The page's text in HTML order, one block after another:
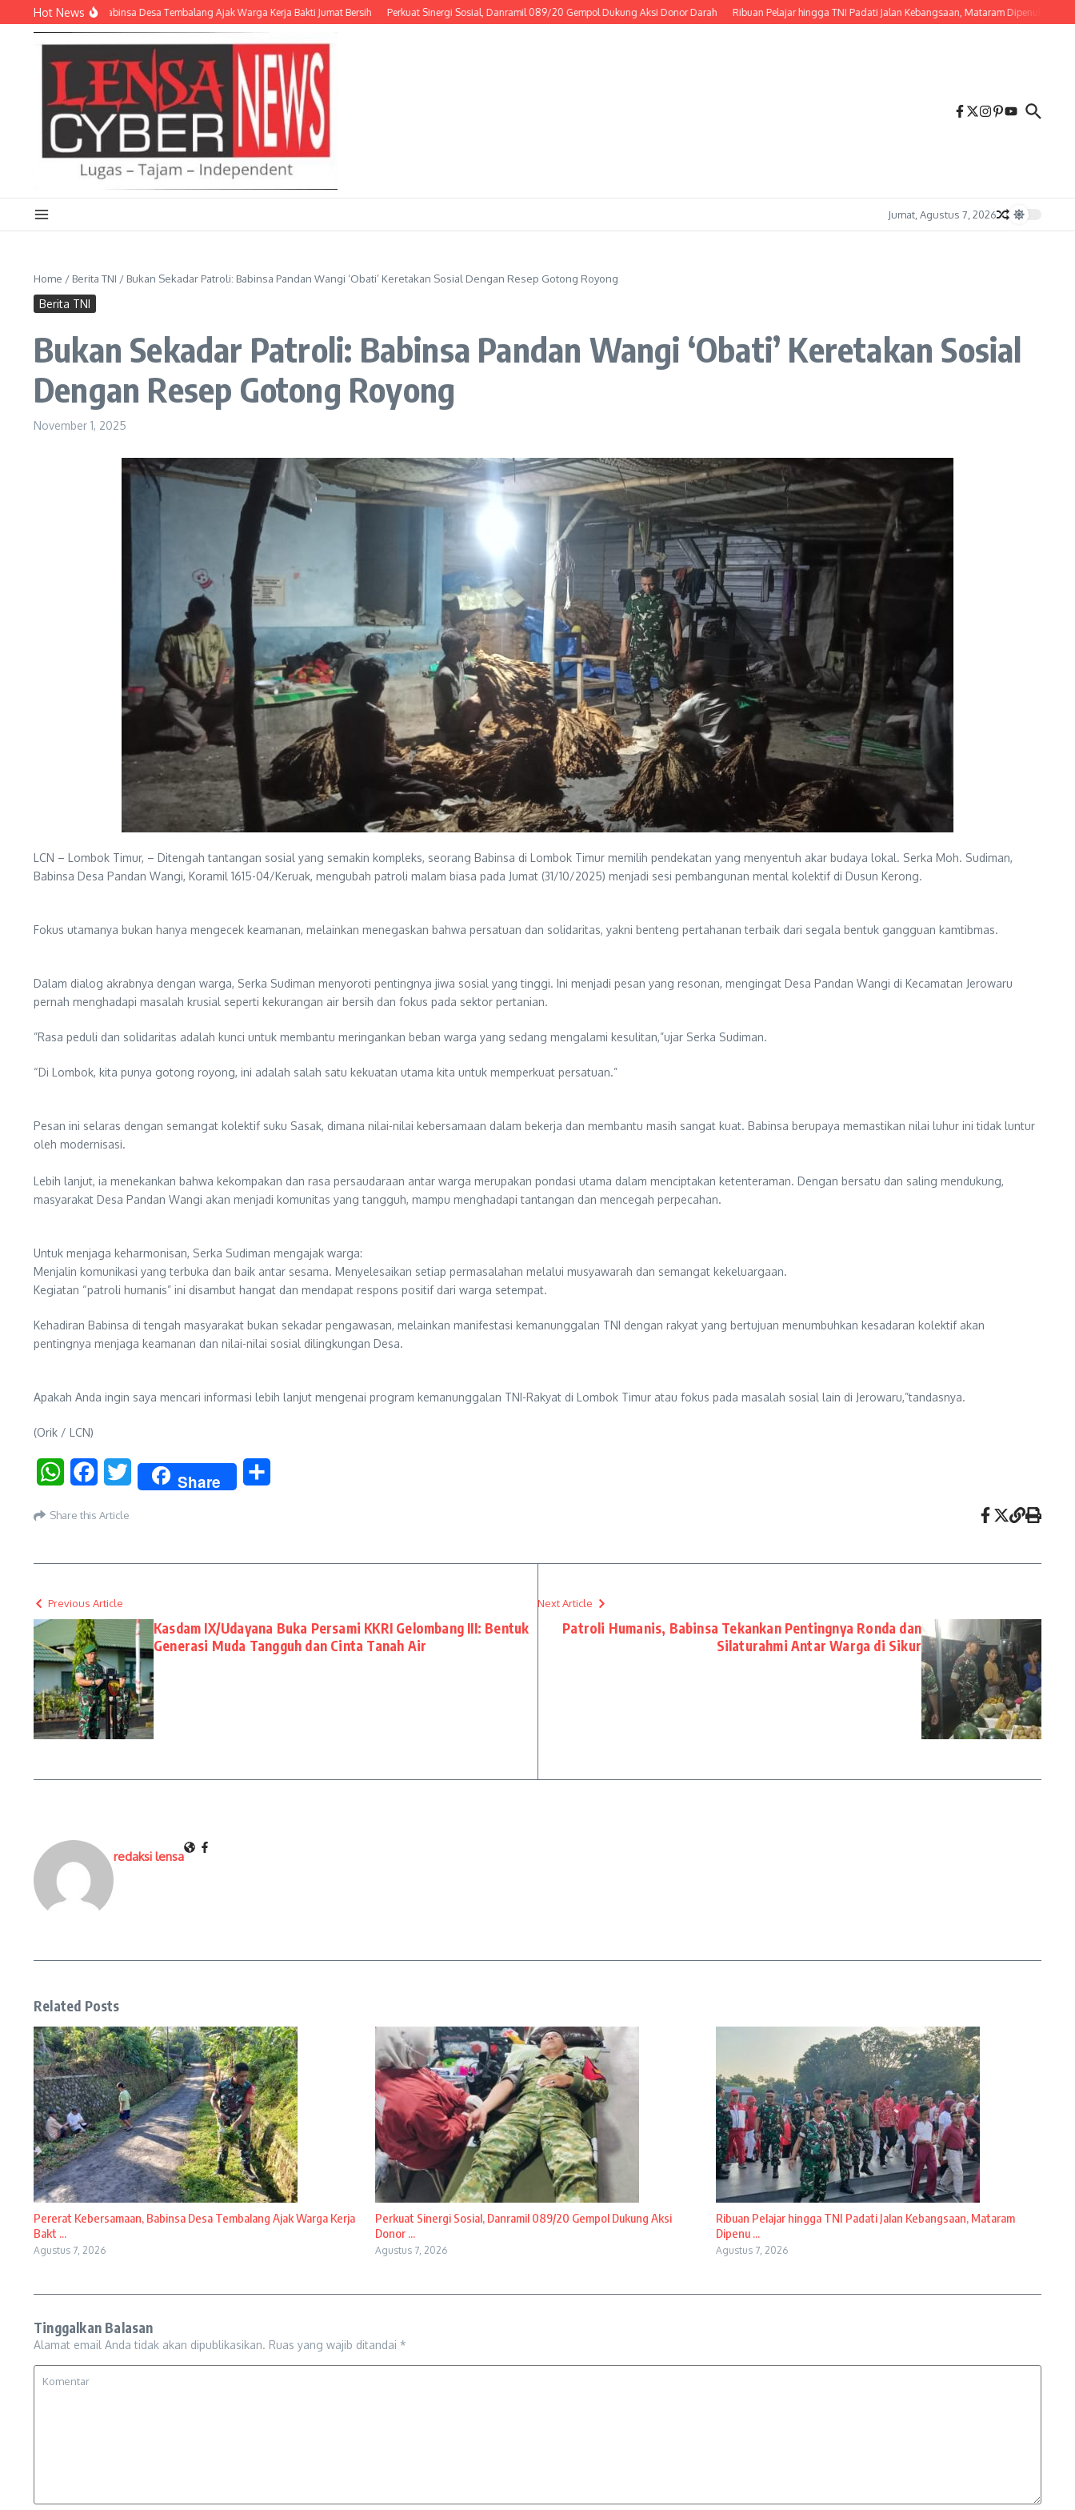
Lewati ke konten
Hot News
Kebersamaan, Babinsa Desa Tembalang Ajak Warga Kerja Bakti Jumat Bersih Perkuat Sinergi Sosial, Danramil 089/20 Gempol Dukung Aksi Donor Darah Ribuan Pelajar hingga TNI Padati Jalan Kebangsaan, Mataram Dipenuhi Merah Putih
Jumat, Agustus 7, 2026
Home / Berita TNI / Bukan Sekadar Patroli: Babinsa Pandan Wangi ‘Obati’ Keretakan Sosial Dengan Resep Gotong Royong
Berita TNI
Bukan Sekadar Patroli: Babinsa Pandan Wangi ‘Obati’ Keretakan Sosial
Dengan Resep Gotong Royong
November 1, 2025
LCN – Lombok Timur, – Ditengah tantangan sosial yang semakin kompleks, seorang Babinsa di Lombok Timur memilih pendekatan yang menyentuh akar budaya lokal. Serka Moh. Sudiman,
Babinsa Desa Pandan Wangi, Koramil 1615-04/Keruak, mengubah patroli malam biasa pada Jumat (31/10/2025) menjadi sesi pembangunan mental kolektif di Dusun Kerong.
Fokus utamanya bukan hanya mengecek keamanan, melainkan menegaskan bahwa persatuan dan solidaritas, yakni benteng pertahanan terbaik dari segala bentuk gangguan kamtibmas.
​Dalam dialog akrabnya dengan warga, Serka Sudiman menyoroti pentingnya jiwa sosial yang tinggi. Ini menjadi pesan yang resonan, mengingat Desa Pandan Wangi di Kecamatan Jerowaru
pernah menghadapi masalah krusial seperti kekurangan air bersih dan fokus pada sektor pertanian.
​”Rasa peduli dan solidaritas adalah kunci untuk membantu meringankan beban warga yang sedang mengalami kesulitan,”ujar Serka Sudiman.
“Di Lombok, kita punya gotong royong, ini adalah salah satu kekuatan utama kita untuk memperkuat persatuan.”
Pesan ini selaras dengan semangat kolektif suku Sasak, dimana nilai-nilai kebersamaan dalam bekerja dan membantu masih sangat kuat. Babinsa berupaya memastikan nilai luhur ini tidak luntur
oleh modernisasi.
​Lebih lanjut, ia menekankan bahwa kekompakan dan rasa persaudaraan antar warga merupakan pondasi utama dalam menciptakan ketenteraman. Dengan bersatu dan saling mendukung,
masyarakat Desa Pandan Wangi akan menjadi komunitas yang tangguh, mampu menghadapi tantangan dan mencegah perpecahan.
Untuk menjaga keharmonisan, Serka Sudiman mengajak warga:
​Menjalin komunikasi yang terbuka dan baik antar sesama. Menyelesaikan setiap permasalahan melalui musyawarah dan semangat kekeluargaan.
​Kegiatan “patroli humanis” ini disambut hangat dan mendapat respons positif dari warga setempat.
Kehadiran Babinsa di tengah masyarakat bukan sekadar pengawasan, melainkan manifestasi kemanunggalan TNI dengan rakyat yang bertujuan menumbuhkan kesadaran kolektif akan
pentingnya menjaga keamanan dan nilai-nilai sosial dilingkungan Desa.
Apakah Anda ingin saya mencari informasi lebih lanjut mengenai program kemanunggalan TNI-Rakyat di Lombok Timur atau fokus pada masalah sosial lain di Jerowaru,”tandasnya.
(Orik / LCN)
WhatsAppFacebookTwitter Share
Share this Article
Previous Article
Kasdam IX/Udayana Buka Persami KKRI Gelombang III: Bentuk
Generasi Muda Tangguh dan Cinta Tanah Air
Next Article
Patroli Humanis, Babinsa Tekankan Pentingnya Ronda dan
Silaturahmi Antar Warga di Sikur
redaksi lensa
Related Posts
Pererat Kebersamaan, Babinsa Desa Tembalang Ajak Warga Kerja
Bakt ...
Agustus 7, 2026
Perkuat Sinergi Sosial, Danramil 089/20 Gempol Dukung Aksi
Donor ...
Agustus 7, 2026
Ribuan Pelajar hingga TNI Padati Jalan Kebangsaan, Mataram
Dipenu ...
Agustus 7, 2026
Tinggalkan Balasan
Alamat email Anda tidak akan dipublikasikan. Ruas yang wajib ditandai *